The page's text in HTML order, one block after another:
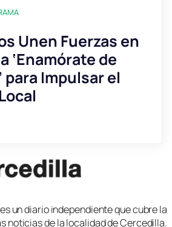
Unen Fuerzas en
‘Enamórate de
para Impulsar el
un diario independiente que cubre la
noticias de la localidad de Cercedilla.